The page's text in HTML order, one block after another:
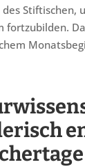
Stiftischen,
fortzubilden.